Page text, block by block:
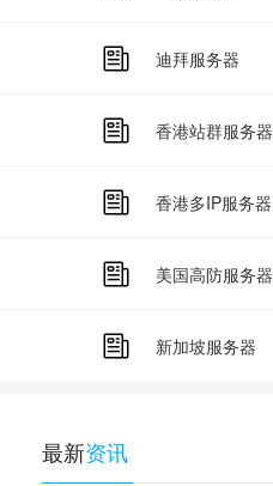
迪拜服务器
香港站群服务器
香港多IP服务器
美国高防服务器
新加坡服务器
最新资讯